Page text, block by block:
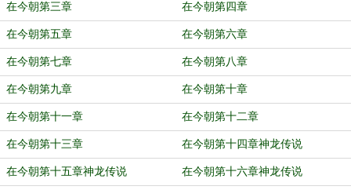
在今朝第三章 在今朝第四章
在今朝第五章 在今朝第六章
在今朝第七章 在今朝第八章
在今朝第九章 在今朝第十章
在今朝第十一章 在今朝第十二章
在今朝第十三章 在今朝第十四章神龙传说
在今朝第十五章神龙传说 在今朝第十六章神龙传说